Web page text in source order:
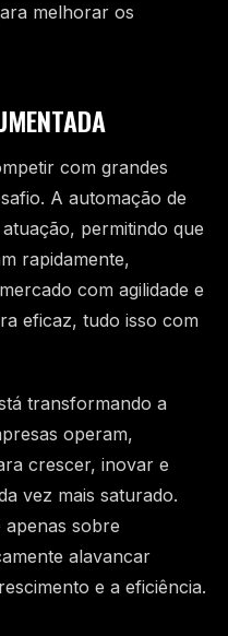
melhorar os
com grandes
A automação de
permitindo que
rapidamente,
com agilidade e
eficaz, tudo isso com
transformando a
operam,
crescer, inovar e
vez mais saturado.
sobre
alavancar
e a eficiência.